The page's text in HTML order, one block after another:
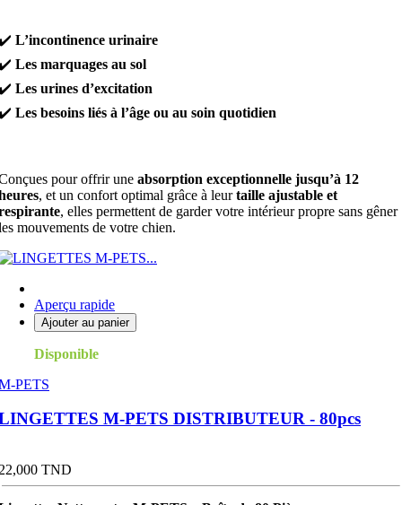
L’incontinence urinaire
Les marquages au sol
Les urines d’excitation
Les besoins liés à l’âge ou au soin quotidien
pour offrir une absorption exceptionnelle jusqu’à 12
, et un confort optimal grâce à leurtaille ajustable et
, elles permettent de garder votre intérieur propre sans gêner
mouvements de votre chien.
Aperçu rapide
Ajouter au panier
Disponible
PETS
M-PETS DISTRIBUTEUR - 80pcs
TND